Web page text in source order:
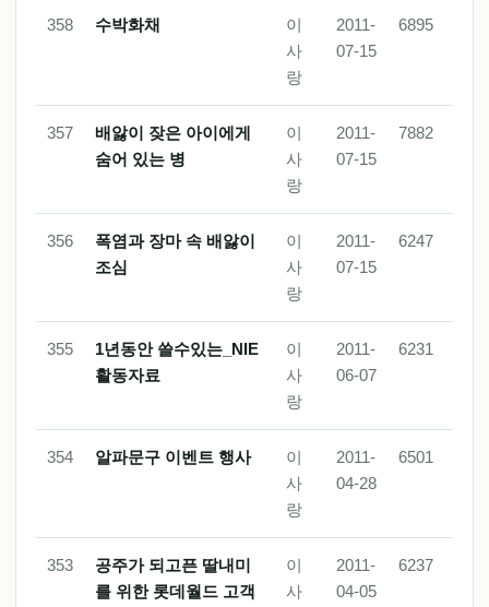
358 수박화채
이
사
랑
2011-
07-15
6895
357
배앓이 잦은 아이에게
숨어 있는 병
이
사
랑
2011-
07-15
7882
356
폭염과 장마 속 배앓이
조심
이
사
랑
2011-
07-15
6247
355
1년동안 쓸수있는_NIE
활동자료
이
사
랑
2011-
06-07
6231
354 알파문구 이벤트 행사
이
사
랑
2011-
04-28
6501
353
공주가 되고픈 딸내미
를 위한 롯데월드 고객
이
사
2011-
04-05
6237